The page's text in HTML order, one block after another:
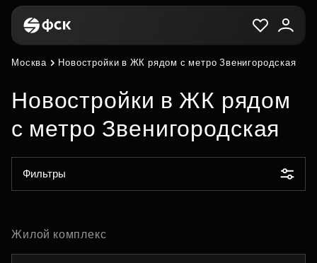
Москва Новостройки в ЖК рядом с метро Звенигородская
Новостройки в ЖК рядом
с метро Звенигородская
Фильтры
Жилой комплекс